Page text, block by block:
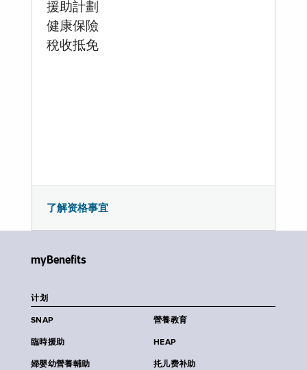
援助計劃
健康保險
稅收抵免
了解资格事宜
myBenefits
计划
SNAP 營養教育
臨時援助 HEAP
婦嬰幼營養輔助 扥儿费补助